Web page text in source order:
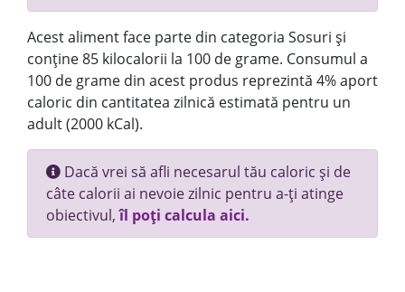
Acest aliment face parte din categoria Sosuri și
conține 85 kilocalorii la 100 de grame. Consumul a
100 de grame din acest produs reprezintă 4% aport
caloric din cantitatea zilnică estimată pentru un
adult (2000 kCal).
Dacă vrei să afli necesarul tău caloric și de
câte calorii ai nevoie zilnic pentru a-ți atinge
obiectivul,îl poți calcula aici.